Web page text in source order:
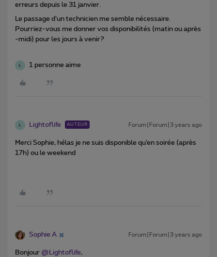
erreurs depuis le 31 janvier.
Le passage d’un technicien me semble nécessaire.
Pourriez-vous me donner vos disponibilités (matin ou après
-midi) pour les jours à venir?
1 personne aime
Lightoflife AUTEUR Forum|Forum|3 years ago
Merci Sophie, hélas je ne suis disponible qu’en soirée (après
17h) ou le weekend
Sophie A Forum|Forum|3 years ago
Bonjour @Lightoflife,